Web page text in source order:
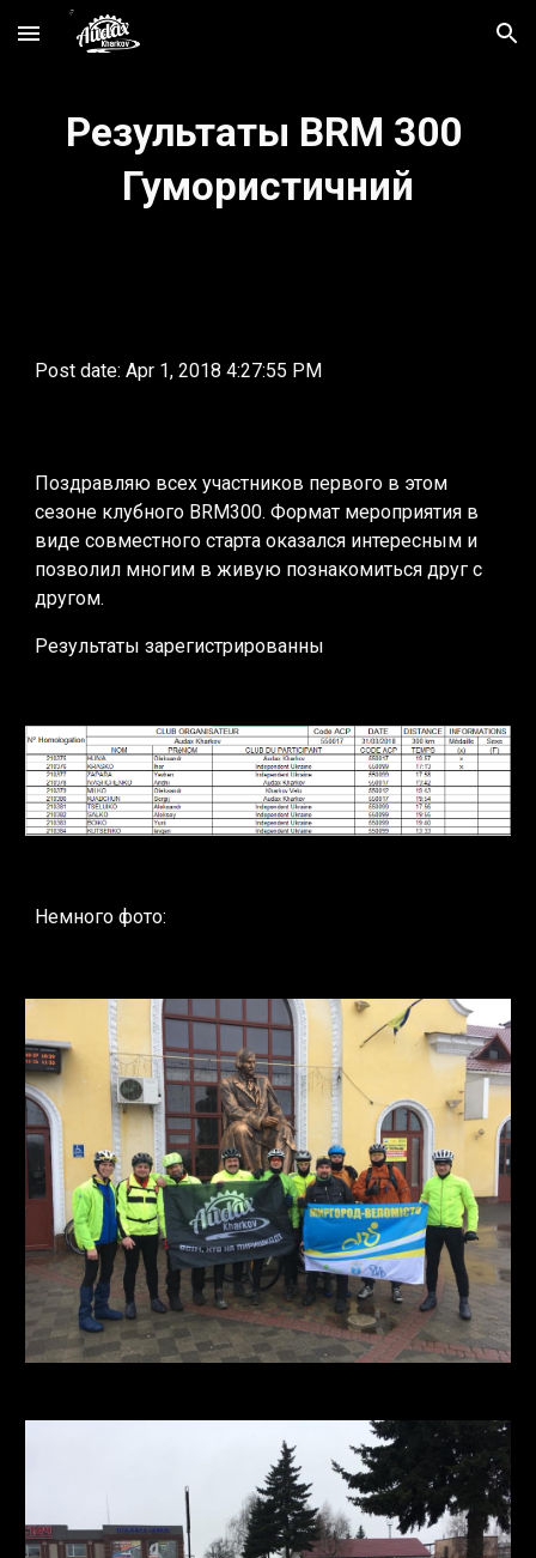
Skip to main content Skip to navigation
Результаты BRM 300
Гумористичний
Post date: Apr 1, 2018 4:27:55 PM
Поздравляю всех участников первого в этом
сезоне клубного BRM300. Формат мероприятия в
виде совместного старта оказался интересным и
позволил многим в живую познакомиться друг с
другом.
Результаты зарегистрированны
Немного фото: